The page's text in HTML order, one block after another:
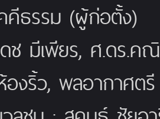
คีธรรม (ผู้ก่อตั้ง)
ช มีเพียร, ศ.ดร.
งริ้ว, พลอากาศ